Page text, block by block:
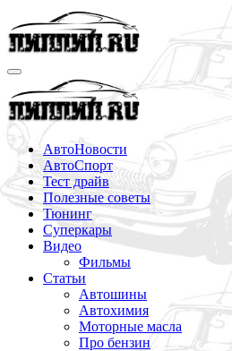
Перейти
к
содержимому
АвтоНовости
АвтоСпорт
Тест драйв
Полезные советы
Тюнинг
Суперкары
Видео
Фильмы
Статьи
Автошины
Автохимия
Моторные масла
Про бензин